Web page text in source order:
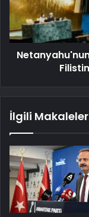
İlgili Makaleler